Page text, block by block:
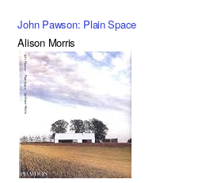
John Pawson: Plain Space
Alison Morris